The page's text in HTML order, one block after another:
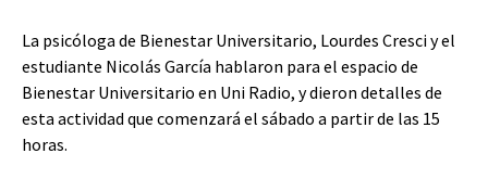
La psicóloga de Bienestar Universitario, Lourdes Cresci y el
estudiante Nicolás García hablaron para el espacio de
Bienestar Universitario en Uni Radio, y dieron detalles de
esta actividad que comenzará el sábado a partir de las 15
horas.